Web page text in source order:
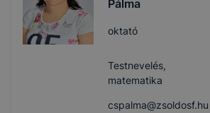
Pálma
oktató
Testnevelés,
matematika
cspalma​@zsoldosf.hu